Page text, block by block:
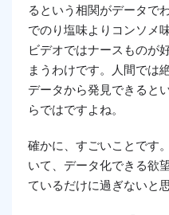
るという相関がデータで
でのり塩味よりコンソメ
ビデオではナースものが
まうわけです。人間では
データから発見できると
らではですよね。
確かに、すごいことです
いて、データ化できる欲
ているだけに過ぎないと